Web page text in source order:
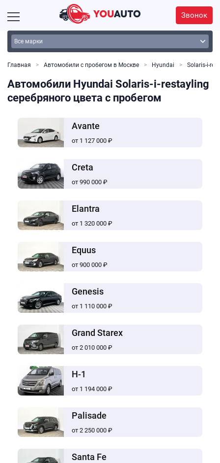
Звонок
Главная Автомобили с пробегом в Москве Hyundai Solaris-i-
Автомобили Hyundai Solaris-i-restayling
серебряного цвета с пробегом
Avante
от 1 127 000 ₽
Creta
от 990 000 ₽
Elantra
от 1 320 000 ₽
Equus
от 900 000 ₽
Genesis
от 1 110 000 ₽
Grand Starex
от 2 010 000 ₽
H-1
от 1 194 000 ₽
Palisade
от 2 250 000 ₽
Santa Fe